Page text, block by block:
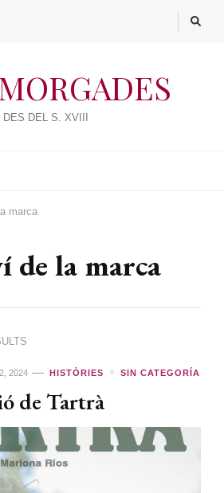
DES DEL S. XVIII
marca
de la marca
2024 HISTÒRIES SIN CATEGORÍA
de Tartrà